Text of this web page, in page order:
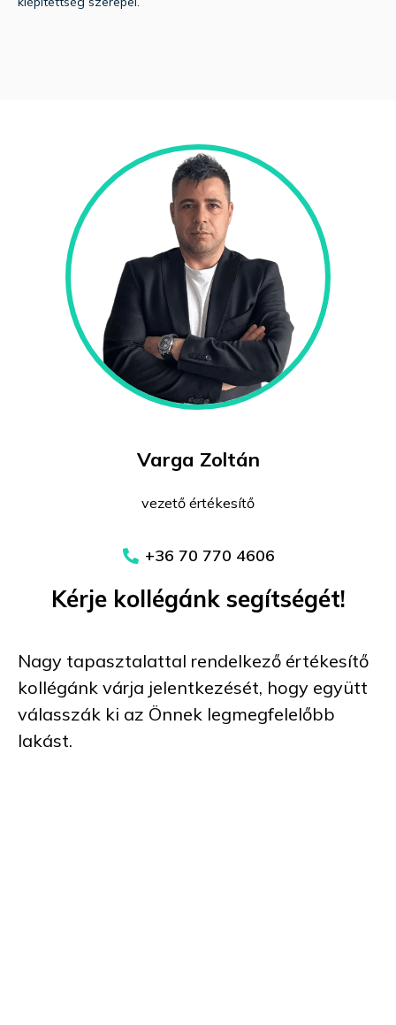
Varga Zoltán
vezető értékesítő
+36 70 770 4606
Kérje kollégánk segítségét!
Nagy tapasztalattal rendelkező értékesítő
kollégánk várja jelentkezését, hogy együtt
válasszák ki az Önnek legmegfelelőbb
lakást.